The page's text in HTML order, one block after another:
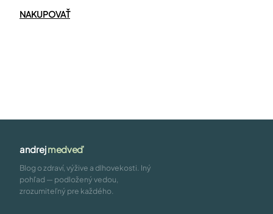
NAKUPOVAŤ
andrejmedveď
Blog o zdraví, výžive a dlhovekosti. Iný
pohľad — podložený vedou,
zrozumiteľný pre každého.